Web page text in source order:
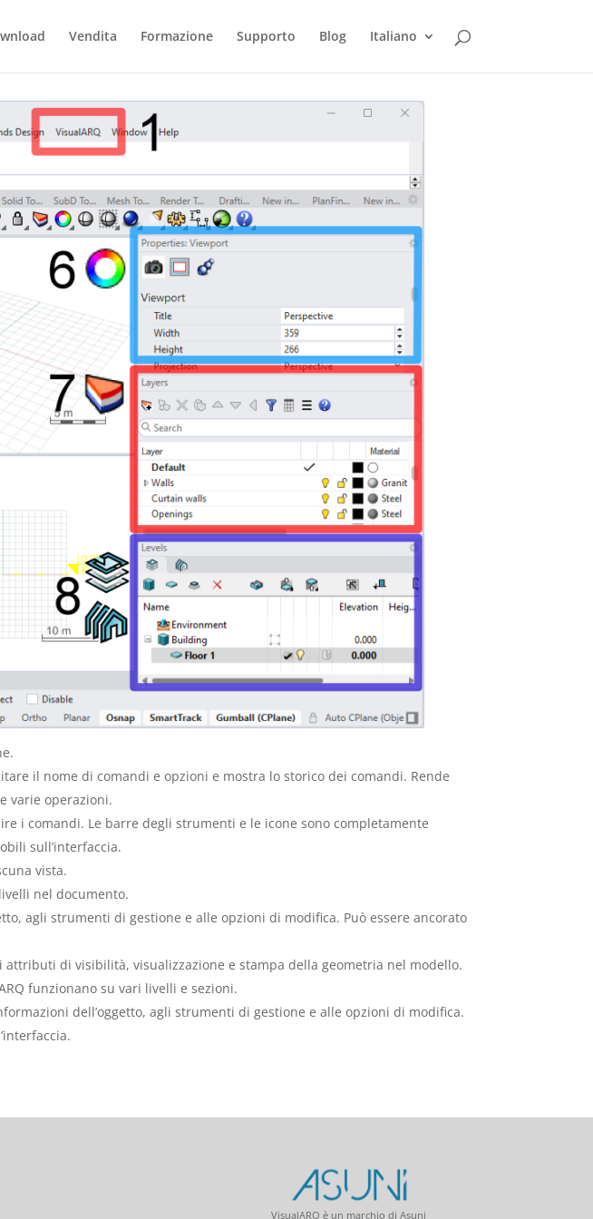
Vendita Formazione Supporto Blog Italiano
il nome di comandi e opzioni e mostra lo storico dei comandi. Rende
varie operazioni.
i comandi. Le barre degli strumenti e le icone sono completamente
sull’interfaccia.
vista.
nel documento.
agli strumenti di gestione e alle opzioni di modifica. Può essere ancorato
di visibilità, visualizzazione e stampa della geometria nel modello.
funzionano su vari livelli e sezioni.
dell’oggetto, agli strumenti di gestione e alle opzioni di modifica.
VisualARQ è un marchio di Asuni